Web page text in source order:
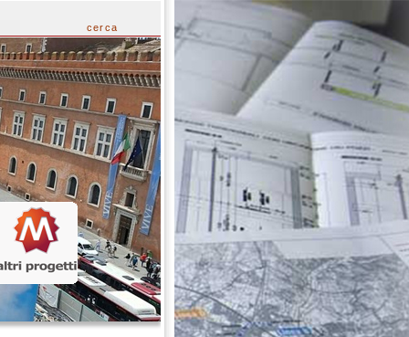
cerca